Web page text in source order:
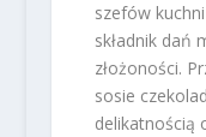
szefów
składnik dań
złożoności.
sosie
delikatnością